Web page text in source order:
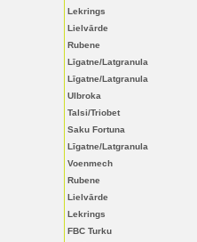
Lekrings
Lielvārde
Rubene
Līgatne/Latgranula
Līgatne/Latgranula
Ulbroka
Talsi/Triobet
Saku Fortuna
Līgatne/Latgranula
Voenmech
Rubene
Lielvārde
Lekrings
FBC Turku